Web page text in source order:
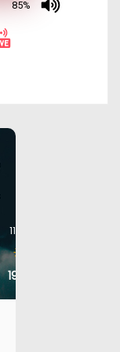
11:00
19°C